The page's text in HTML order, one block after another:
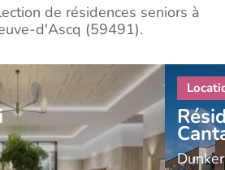
de résidences seniors à
d'Ascq (59491).